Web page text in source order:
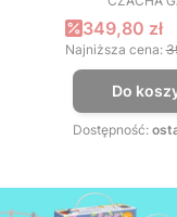
Cena
349,80 zł
Najniższa cena:
Do
Dostępność: